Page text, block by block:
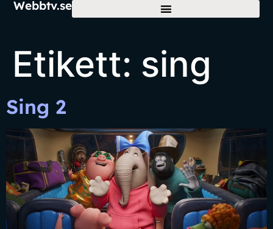
Webbtv.se
Etikett: sing
Sing 2